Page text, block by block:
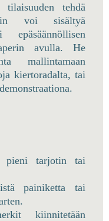
tehdä
voi sisältyä
epäsäännöllisen
avulla. He
mallintamaan
kiertoradalta, tai
pieni tarjotin tai
painiketta tai
kiinnitetään